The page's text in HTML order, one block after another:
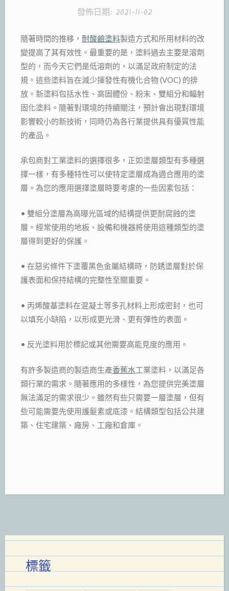
發佈日期: 2021-11-02
隨著時間的推移， 耐酸鹼塗料製造方式和所用材料的改
變提高了其有效性。最重要的是，塗料過去主要是溶劑
型的，而今天它們是低溶劑的，以滿足政府制定的法
規。這些塗料旨在減少揮發性有機化合物 (VOC) 的排
放。新塗料包括水性、高固體份、粉末、雙組分和輻射
固化塗料。隨著對環境的持續關注，預計會出現對環境
影響較小的新技術，同時仍為各行業提供具有優質性能
的產品。
承包商對工業塗料的選擇很多，正如塗層類型有多種選
擇一樣，有多種特性可以使特定塗層成為適合應用的塗
層。為您的應用選擇塗層時要考慮的一些因素包括：
• 雙組分塗層為高曝光區域的結構提供更耐腐蝕的塗
層。經常使用的地板、設備和機器將使用這種類型的塗
層得到更好的保護。
• 在惡劣條件下塗覆黑色金屬結構時，防銹塗層對於保
護表面和保持結構的完整性至關重要。
• 丙烯酸基塗料在混凝土等多孔材料上形成密封，也可
以填充小缺陷，以形成更光滑、更有彈性的表面。
• 反光塗料用於標記或其他需要高能見度的應用。
有許多製造商的製造商生產香蕉水工業塗料，以滿足各
類行業的需求。隨著應用的多樣性，為您提供完美塗層
無法滿足的需求很少。雖然有些只需要一層塗層，但有
些可能需要先使用護髮素或底漆。結構類型包括公共建
築、住宅建築、廠房、工廠和倉庫。
標籤